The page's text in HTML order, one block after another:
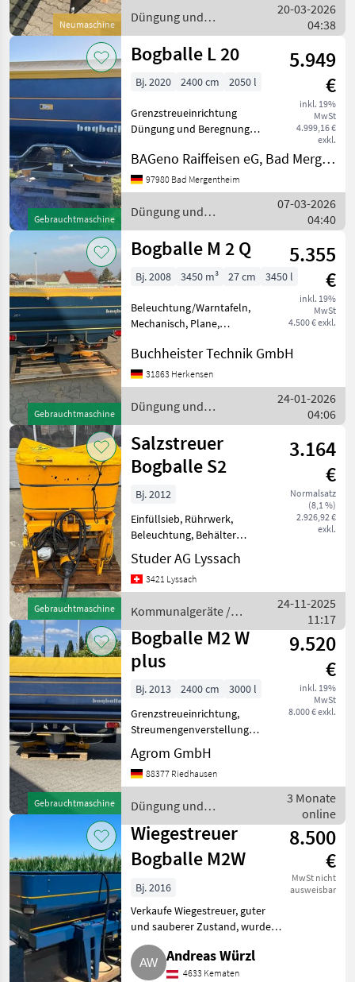
Neumaschine
Düngung und
Beregnung / Bogballe
20-03-2026
04:38
Gebrauchtmaschine
Bogballe L 20
5.949
€
inkl. 19%
MwSt
4.999,16 €
exkl.
Bj. 2020 2400 cm 2050 l
Grenzstreueinrichtung
Düngung und Beregnung
BAGeno Raiffeisen eG, Bad Mergentheim
97980 Bad Mergentheim
Düngung und
Beregnung / Bogballe
07-03-2026
04:40
Gebrauchtmaschine
Bogballe M 2 Q
5.355
€
inkl. 19%
MwSt
4.500 € exkl.
Bj. 2008 3450 m³ 27 cm 3450 l
Beleuchtung/Warntafeln,
Mechanisch, Plane,
Schieberbetätigung
________ Düngung und
Beregnung
Mineraldüngerstreuer/Wiegestreuer
Buchheister Technik GmbH
31863 Herkensen
Düngung und
Beregnung / Bogballe
24-01-2026
04:06
Gebrauchtmaschine
Salzstreuer
Bogballe S2
3.164
€
Normalsatz
(8,1 %)
2.926,92 €
exkl.
Bj. 2012
Einfüllsieb, Rührwerk,
Beleuchtung, Behälter
Abdeckplane,
Breitenbegrenzung
elektrisch, Ein/Aus
Zapfwelle,
Fassungsvermögen 325 Lt.,
Arbeitsbreit
Studer AG Lyssach
3421 Lyssach
Kommunalgeräte /
Bogballe
24-11-2025
11:17
Gebrauchtmaschine
Bogballe M2 W
plus
9.520
€
inkl. 19%
MwSt
8.000 € exkl.
Bj. 2013 2400 cm
3000 l
Grenzstreueinrichtung,
Streumengenverstellung
M2W plus mit Calibrator
Zurf 3000 Liter in
Serienausstattung Trend
Meter Trend ZURF
Doppelschalt
Agrom GmbH
88377 Riedhausen
Düngung und
Beregnung / Bogballe
3 Monate
online
Wiegestreuer
Bogballe M2W
8.500
€
MwSt nicht
ausweisbar
Bj. 2016
Verkaufe Wiegestreuer, guter
und sauberer Zustand, wurde
immer sorgfältig behandelt.
Bedienung über Calibrator Zurf.
Quadro-Drehsystem, Nonstop-
Andreas Würzl
4633 Kematen